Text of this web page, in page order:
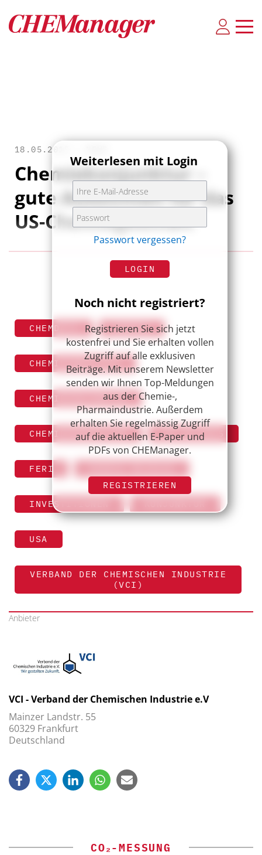
18.05.2015 •
Chemiekonjunktur –
gute Aussichten für das
US-Chemiegeschäft
Weiterlesen mit Login
Passwort vergessen?
LOGIN
Noch nicht registriert?
Registrieren Sie sich jetzt
kostenfrei und Sie erhalten vollen
Zugriff auf alle exklusiven
Beiträge. Mit unserem Newsletter
senden wir Ihnen Top-Meldungen
aus der Chemie-,
Pharmaindustrie. Außerdem
erhalten Sie regelmässig Zugriff
auf die aktuellen E-Paper und
PDFs von CHEManager.
REGISTRIEREN
CHEMDATA CHEMIE
CHEMIEINDUSTRIE
CHEMIEKONJUNKTUR
CHEMIEPRODUKTION CM 10/2015
FERI
INVESTITIONEN
USA
VERBAND DER CHEMISCHEN INDUSTRIE
(VCI)
Anbieter
VCI - Verband der Chemischen Industrie e.V
Mainzer Landstr. 55
60329 Frankfurt
Deutschland
CO₂-MESSUNG